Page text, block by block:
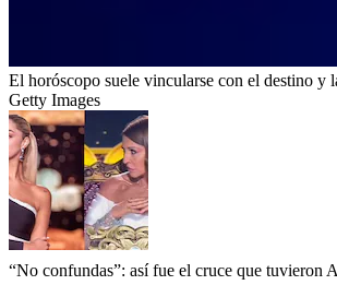
El horóscopo suele vincularse con el destino y
Getty Images
“No confundas”: así fue el cruce que tuvieron